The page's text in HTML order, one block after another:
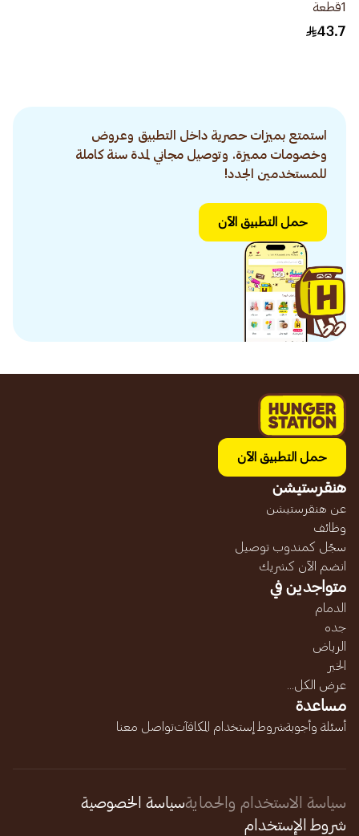
1قطعة
43.7
استمتع بميزات حصرية داخل التطبيق وعروض
وخصومات مميزة. وتوصيل مجاني لمدة سنة كاملة
للمستخدمين الجدد!
حمل التطبيق الآن
حمل التطبيق الآن
هنقرستيشن
عن هنقرستيشن
وظائف
سجّل كمندوب توصيل
انضم الآن كشريك
متواجدين في
الدمام
جده
الرياض
الخبر
عرض الكل...
مساعدة
أسئلة وأجوبةشروط إستخدام المكافآتتواصل معنا
سياسة الاستخدام والحمايةسياسة الخصوصية
شروط الإستخدام